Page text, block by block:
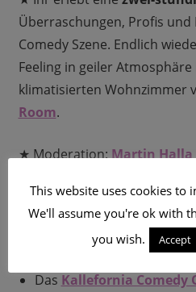
Überraschungen, Profis
Comedy Szene. Endlich
Feeling in geiler
klimatisierten Wohnzimmer
Room.
★ Moderation:Martin Halla
Show-Empfehlungen
Das Kallefornia Comedy
This website uses cookies to
We'll assume you're ok with
you wish.
Accept